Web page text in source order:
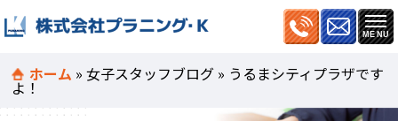
ホーム »女子スタッフブログ » うるまシティプラザです
よ！